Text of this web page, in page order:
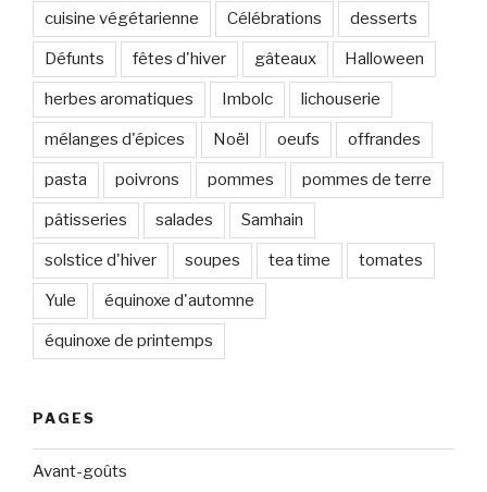
cuisine végétarienne Célébrations desserts
Défunts fêtes d'hiver gâteaux Halloween
herbes aromatiques Imbolc lichouserie
mélanges d'épices Noël oeufs offrandes
pasta poivrons pommes pommes de terre
pâtisseries salades Samhain
solstice d'hiver soupes tea time tomates
Yule équinoxe d'automne
équinoxe de printemps
PAGES
Avant-goûts